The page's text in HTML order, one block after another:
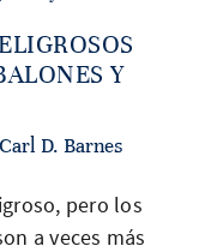
Y
D. Barnes
pero los
a veces más